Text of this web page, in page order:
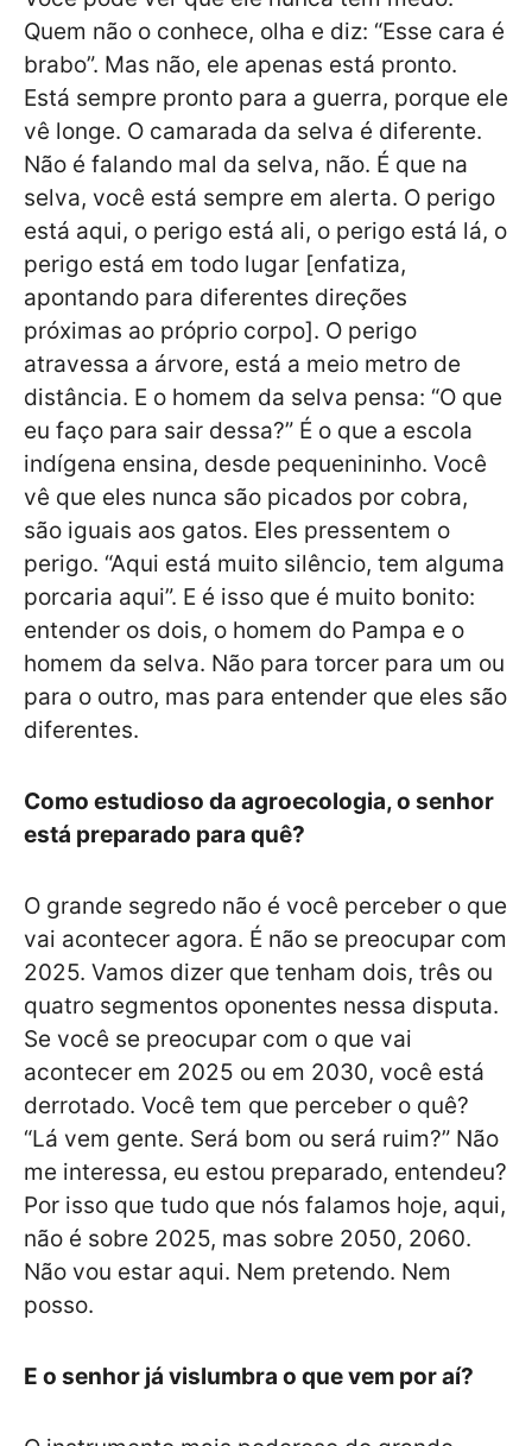
Quem não o conhece, olha e diz: “Esse cara é
brabo”. Mas não, ele apenas está pronto.
Está sempre pronto para a guerra, porque ele
vê longe. O camarada da selva é diferente.
Não é falando mal da selva, não. É que na
selva, você está sempre em alerta. O perigo
está aqui, o perigo está ali, o perigo está lá, o
perigo está em todo lugar [enfatiza,
apontando para diferentes direções
próximas ao próprio corpo]. O perigo
atravessa a árvore, está a meio metro de
distância. E o homem da selva pensa: “O que
eu faço para sair dessa?” É o que a escola
indígena ensina, desde pequenininho. Você
vê que eles nunca são picados por cobra,
são iguais aos gatos. Eles pressentem o
perigo. “Aqui está muito silêncio, tem alguma
porcaria aqui”. E é isso que é muito bonito:
entender os dois, o homem do Pampa e o
homem da selva. Não para torcer para um ou
para o outro, mas para entender que eles são
diferentes.
Como estudioso da agroecologia, o senhor
está preparado para quê?
O grande segredo não é você perceber o que
vai acontecer agora. É não se preocupar com
2025. Vamos dizer que tenham dois, três ou
quatro segmentos oponentes nessa disputa.
Se você se preocupar com o que vai
acontecer em 2025 ou em 2030, você está
derrotado. Você tem que perceber o quê?
“Lá vem gente. Será bom ou será ruim?” Não
me interessa, eu estou preparado, entendeu?
Por isso que tudo que nós falamos hoje, aqui,
não é sobre 2025, mas sobre 2050, 2060.
Não vou estar aqui. Nem pretendo. Nem
posso.
E o senhor já vislumbra o que vem por aí?